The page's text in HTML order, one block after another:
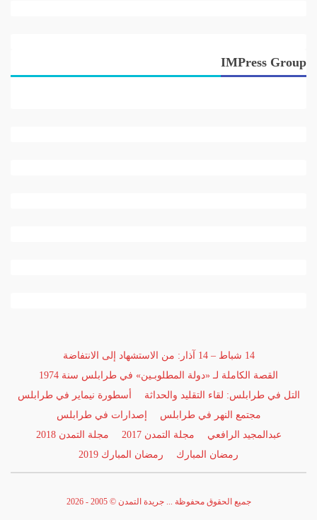
IMPress Group
14 شباط – 14 آذار: من الاستشهاد إلى الانتفاضة
القصة الكاملة لـ «دولة المطلوبـين» في طرابلس سنة 1974
التل في طرابلس: لقاء التقليد والحداثة
أسطورة نيماير في طرابلس
مجتمع النهر في طرابلس
إصدارات في طرابلس
عبدالمجيد الرافعي
مجلة التمدن 2017
مجلة التمدن 2018
رمضان المبارك
رمضان المبارك 2019
جميع الحقوق محفوظة ... جريدة التمدن © 2005 - 2026